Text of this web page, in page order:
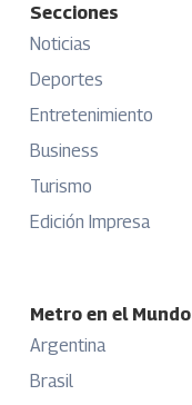
Secciones
Noticias
Deportes
Entretenimiento
Business
Turismo
Edición Impresa
Metro en el Mundo
Argentina
Brasil